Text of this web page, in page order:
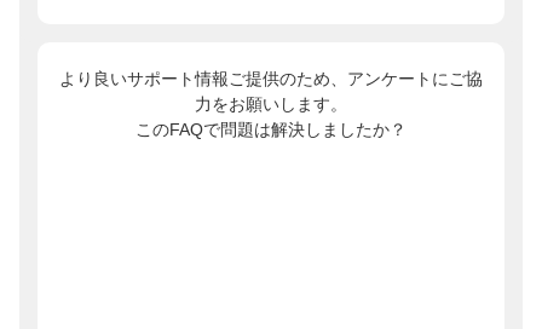
より良いサポート情報ご提供のため、アンケートにご協
力をお願いします。
このFAQで問題は解決しましたか？